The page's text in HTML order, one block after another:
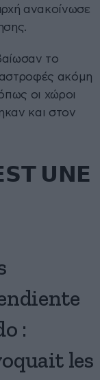
ανακοίνωσε
το
ακόμη
οι χώροι
και στον
𝗨𝗡𝗘
:
les